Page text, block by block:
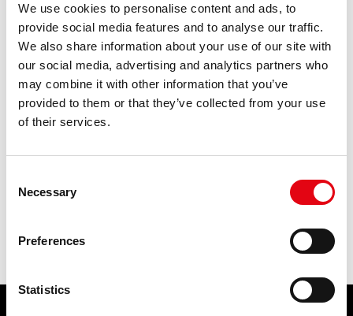
We use cookies to personalise content and ads, to
provide social media features and to analyse our traffic.
We also share information about your use of our site with
our social media, advertising and analytics partners who
may combine it with other information that you’ve
provided to them or that they’ve collected from your use
of their services.
Selection
Necessary
Preferences
Statistics
Jaka jest różnica międzyrurąsurową i wyżarzoną?
https://www.racmet.com/pl-ww/jaka-jest-roznica-miedzy-rura-
surowa-i-wyzarzona.aspx
komunikacja > Odpowiedzi eksperta > Jaka jest różnica międzyrurą
surową i wyżarzoną? Jaka jest różnica międzyrurą surową i
wyżarzoną?